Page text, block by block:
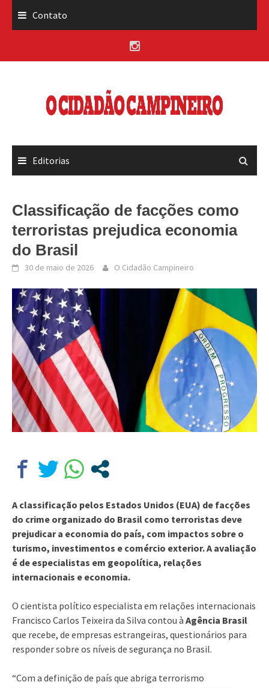
Contato
Editorias
Classificação de facções como
terroristas prejudica economia
do Brasil
30 de maio de 2026 O Cidadão Campineiro
A classificação pelos Estados Unidos (EUA) de facções
do crime organizado do Brasil como terroristas deve
prejudicar a economia do país, com impactos sobre o
turismo, investimentos e comércio exterior. A avaliação
é de especialistas em geopolítica, relações
internacionais e economia.
O cientista político especialista em relações internacionais
Francisco Carlos Teixeira da Silva contou à Agência Brasil
que recebe, de empresas estrangeiras, questionários para
responder sobre os níveis de segurança no Brasil.
“Com a definição de país que abriga terrorismo